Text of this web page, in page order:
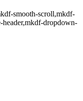
smooth-scroll,mkdf-
dropdown-